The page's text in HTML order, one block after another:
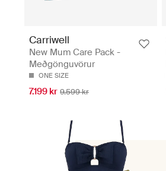
Carriwell
New Mum Care Pack -
Meðgönguvörur
ONE SIZE
7.199 kr 9.599 kr